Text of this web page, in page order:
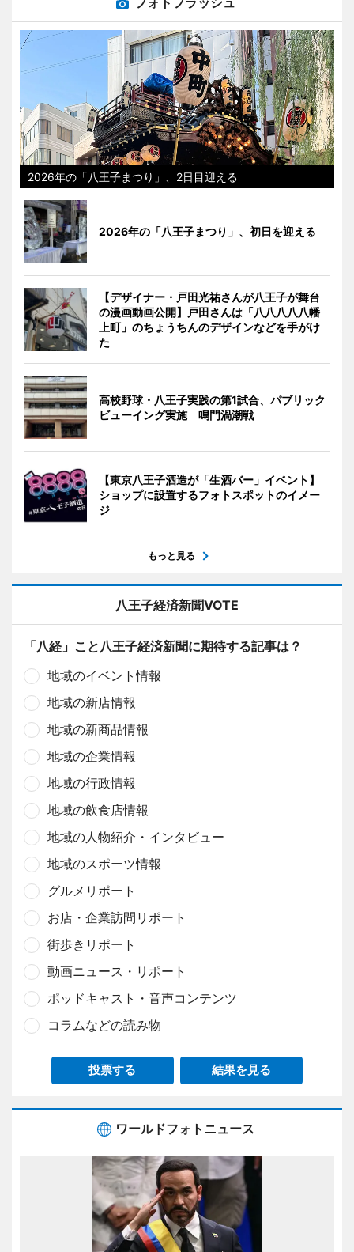
2026年の「八王子まつり」、2日目迎える
2026年の「八王子まつり」、初日を迎える
【デザイナー・戸田光祐さんが八王子が舞台
の漫画動画公開】戸田さんは「八八八八八幡
上町」のちょうちんのデザインなどを手がけ
た
高校野球・八王子実践の第1試合、パブリック
ビューイング実施 鳴門渦潮戦
【東京八王子酒造が「生酒バー」イベント】
ショップに設置するフォトスポットのイメー
ジ
もっと見る
八王子経済新聞VOTE
「八経」こと八王子経済新聞に期待する記事は？
地域のイベント情報
地域の新店情報
地域の新商品情報
地域の企業情報
地域の行政情報
地域の飲食店情報
地域の人物紹介・インタビュー
地域のスポーツ情報
グルメリポート
お店・企業訪問リポート
街歩きリポート
動画ニュース・リポート
ポッドキャスト・音声コンテンツ
コラムなどの読み物
投票する 結果を見る
ワールドフォトニュース